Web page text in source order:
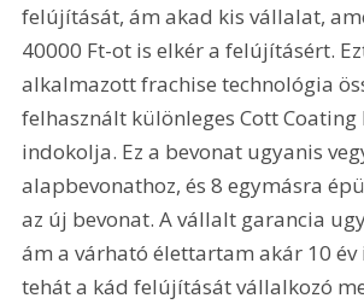
felújítását, ám akad kis vállalat,
40000 Ft-ot is elkér a felújításért.
alkalmazott frachise technológia
felhasznált különleges Cott
indokolja. Ez a bevonat ugyanis
alapbevonathoz, és 8 egymásra
az új bevonat. A vállalt garancia
ám a várható élettartam akár 10 év
tehát a kád felújítását vállalkozó